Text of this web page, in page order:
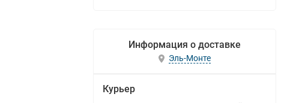
Информация о доставке
Эль-Монте
Курьер